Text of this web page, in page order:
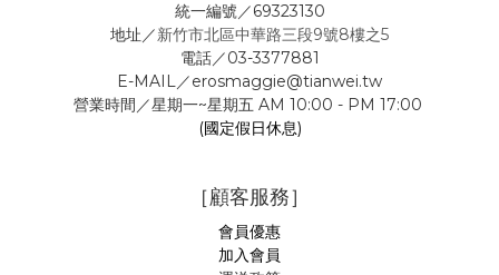
統一編號／69323130
地址／新竹市北區中華路三段9號8樓之5
電話／03-3377881
E-MAIL／erosmaggie@tianwei.tw
營業時間／星期一~星期五 AM 10:00 - PM 17:00
(國定假日休息)
［顧客服務］
會員優惠
加入會員